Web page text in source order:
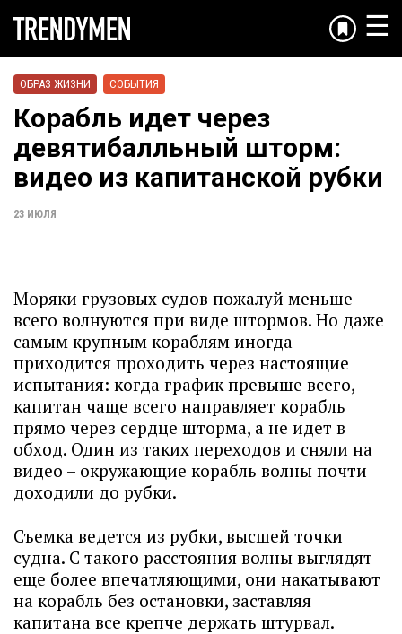
☰
ОБРАЗ ЖИЗНИ СОБЫТИЯ
Корабль идет через
девятибалльный шторм:
видео из капитанской рубки
23 ИЮЛЯ
Моряки грузовых судов пожалуй меньше
всего волнуются при виде штормов. Но даже
самым крупным кораблям иногда
приходится проходить через настоящие
испытания: когда график превыше всего,
капитан чаще всего направляет корабль
прямо через сердце шторма, а не идет в
обход. Один из таких переходов и сняли на
видео – окружающие корабль волны почти
доходили до рубки.
Съемка ведется из рубки, высшей точки
судна. С такого расстояния волны выглядят
еще более впечатляющими, они накатывают
на корабль без остановки, заставляя
капитана все крепче держать штурвал.